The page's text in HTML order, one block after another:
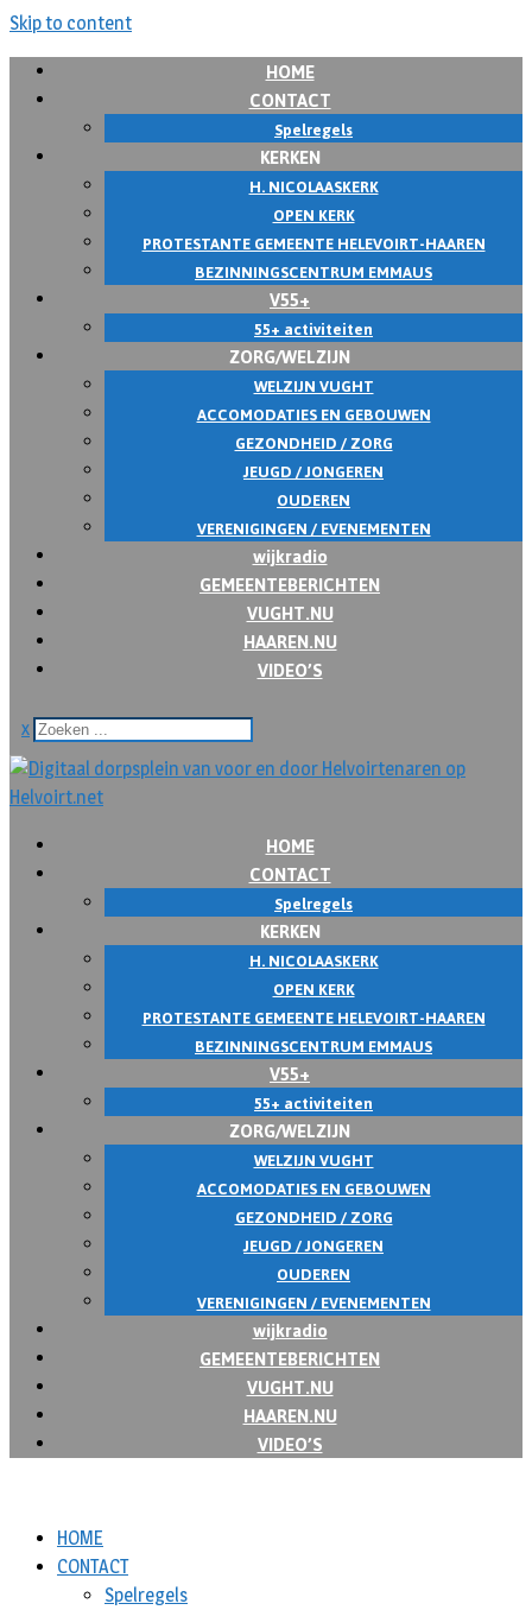
Skip to content
HOME
CONTACT
Spelregels
KERKEN
H. NICOLAASKERK
OPEN KERK
PROTESTANTE GEMEENTE HELEVOIRT-HAAREN
BEZINNINGSCENTRUM EMMAUS
V55+
55+ activiteiten
ZORG/WELZIJN
WELZIJN VUGHT
ACCOMODATIES EN GEBOUWEN
GEZONDHEID / ZORG
JEUGD / JONGEREN
OUDEREN
VERENIGINGEN / EVENEMENTEN
wijkradio
GEMEENTEBERICHTEN
VUGHT.NU
HAAREN.NU
VIDEO’S
x
HOME
CONTACT
Spelregels
KERKEN
H. NICOLAASKERK
OPEN KERK
PROTESTANTE GEMEENTE HELEVOIRT-HAAREN
BEZINNINGSCENTRUM EMMAUS
V55+
55+ activiteiten
ZORG/WELZIJN
WELZIJN VUGHT
ACCOMODATIES EN GEBOUWEN
GEZONDHEID / ZORG
JEUGD / JONGEREN
OUDEREN
VERENIGINGEN / EVENEMENTEN
wijkradio
GEMEENTEBERICHTEN
VUGHT.NU
HAAREN.NU
VIDEO’S
HOME
CONTACT
Spelregels